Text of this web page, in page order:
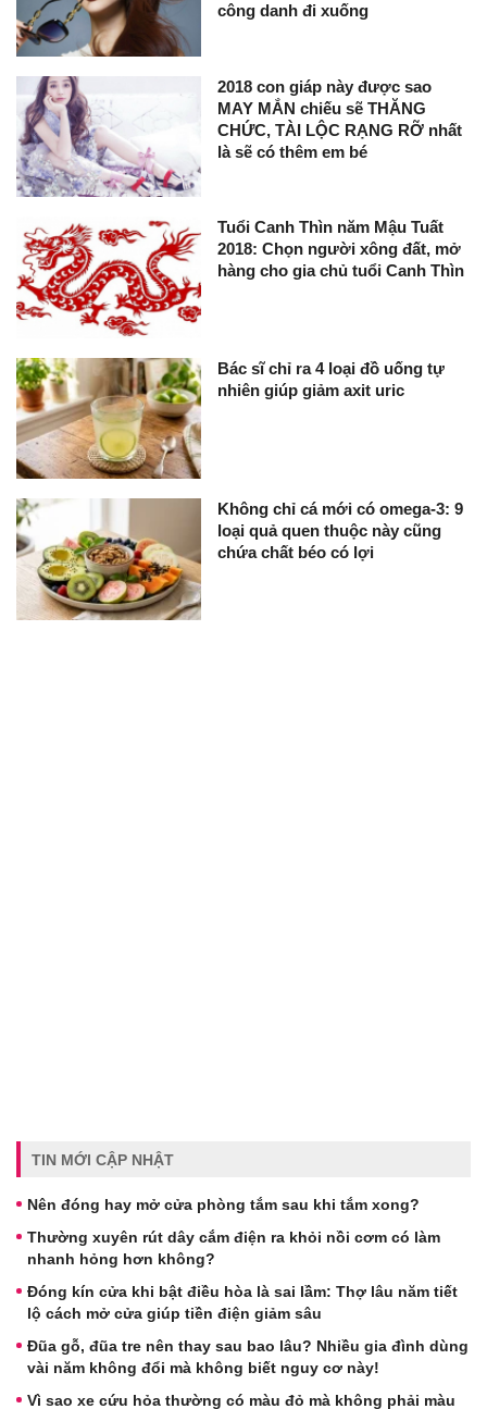
công danh đi xuống
2018 con giáp này được sao
MAY MẮN chiếu sẽ THĂNG
CHỨC, TÀI LỘC RẠNG RỠ nhất
là sẽ có thêm em bé
Tuổi Canh Thìn năm Mậu Tuất
2018: Chọn người xông đất, mở
hàng cho gia chủ tuổi Canh Thìn
Bác sĩ chỉ ra 4 loại đồ uống tự
nhiên giúp giảm axit uric
Không chỉ cá mới có omega-3: 9
loại quả quen thuộc này cũng
chứa chất béo có lợi
TIN MỚI CẬP NHẬT
Nên đóng hay mở cửa phòng tắm sau khi tắm xong?
Thường xuyên rút dây cắm điện ra khỏi nồi cơm có làm
nhanh hỏng hơn không?
Đóng kín cửa khi bật điều hòa là sai lầm: Thợ lâu năm tiết
lộ cách mở cửa giúp tiền điện giảm sâu
Đũa gỗ, đũa tre nên thay sau bao lâu? Nhiều gia đình dùng
vài năm không đổi mà không biết nguy cơ này!
Vì sao xe cứu hỏa thường có màu đỏ mà không phải màu